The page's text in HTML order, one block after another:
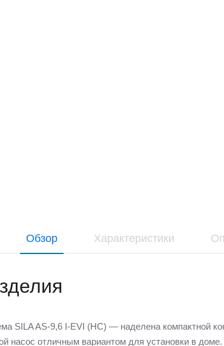
Обзор Характеристики
SILA AS-9,6 I-EVI (HC) — наделена компактной
насос отличным вариантом для установки в